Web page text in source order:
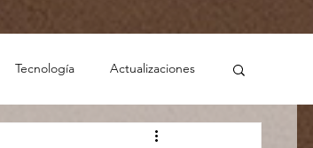
Tecnología Actualizaciones